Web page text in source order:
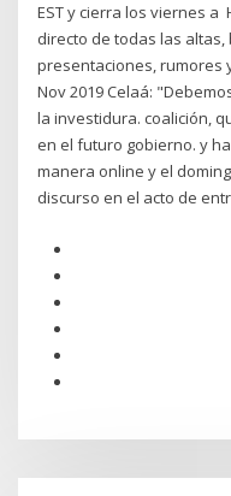
EST y cierra los viernes a
directo de todas las
presentaciones, rumores
Nov 2019 Celaá:
la investidura. coalición,
en el futuro gobierno. y
manera online y el
discurso en el acto de